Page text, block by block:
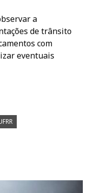
a
de trânsito
com
eventuais